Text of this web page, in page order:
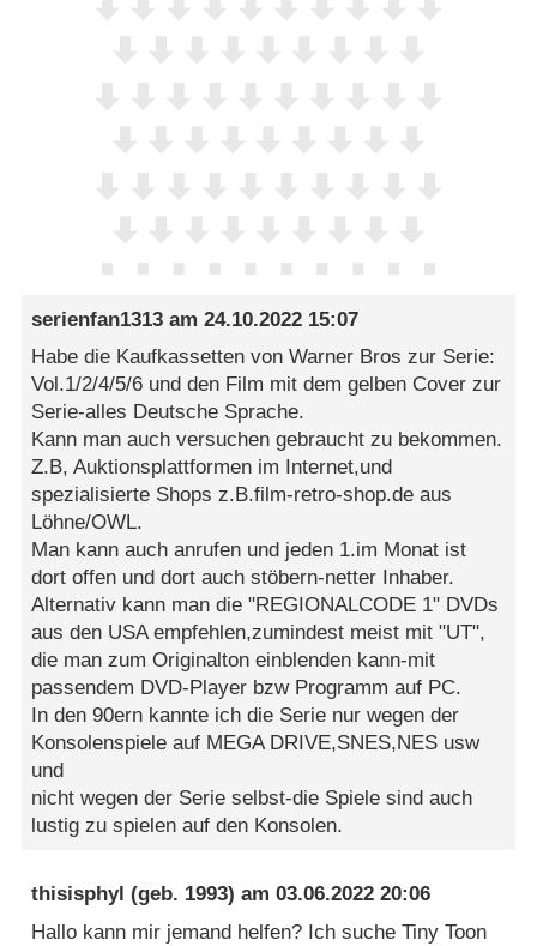
serienfan1313 am24.10.2022 15:07
Habe die Kaufkassetten von Warner Bros zur Serie:
Vol.1/2/4/5/6 und den Film mit dem gelben Cover zur
Serie-alles Deutsche Sprache.
Kann man auch versuchen gebraucht zu bekommen.
Z.B, Auktionsplattformen im Internet,und
spezialisierte Shops z.B.film-retro-shop.de aus
Löhne/OWL.
Man kann auch anrufen und jeden 1.im Monat ist
dort offen und dort auch stöbern-netter Inhaber.
Alternativ kann man die "REGIONALCODE 1" DVDs
aus den USA empfehlen,zumindest meist mit "UT",
die man zum Originalton einblenden kann-mit
passendem DVD-Player bzw Programm auf PC.
In den 90ern kannte ich die Serie nur wegen der
Konsolenspiele auf MEGA DRIVE,SNES,NES usw
und
nicht wegen der Serie selbst-die Spiele sind auch
lustig zu spielen auf den Konsolen.
thisisphyl (geb. 1993) am03.06.2022 20:06
Hallo kann mir jemand helfen? Ich suche Tiny Toon